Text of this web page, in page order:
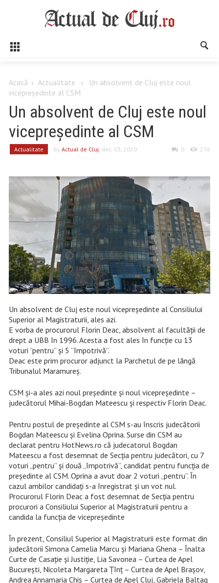
Acasă Actualitate
Un absolvent de Cluj este noul
vicepreședinte al CSM
Un absolvent de Cluj este noul
vicepreședinte al CSM
Actualitate by Actual de Cluj- dec. 03, 2020 0 276
Un absolvent de Cluj este noul vicepreședinte al Consiliului
Superior al Magistraturii, ales azi.
E vorba de procurorul Florin Deac, absolvent al facultății de
drept a UBB în 1996. Acesta a fost ales în funcție cu 13
voturi ”pentru” și 5 ”împotrivă”.
Deac este prim procuror adjunct la Parchetul de pe lângă
Tribunalul Maramureș.
CSM și-a ales azi noul președinte și noul vicepreședinte –
judecătorul Mihai-Bogdan Mateescu și respectiv Florin Deac.
Pentru postul de președinte al CSM s-au înscris judecătorii
Bogdan Mateescu și Evelina Oprina. Surse din CSM au
declarat pentru HotNews.ro că judecatorul Bogdan
Mateescu a fost desemnat de Secția pentru judecători, cu 7
voturi „pentru” și două „împotrivă”, candidat pentru funcția de
președinte al CSM. Oprina a avut doar 2 voturi „pentru”. În
cazul ambilor candidați s-a înregistrat și un vot nul.
Procurorul Florin Deac a fost desemnat de Secţia pentru
procurori a Consiliului Superior al Magistraturii pentru a
candida la funcţia de vicepreşedinte
În prezent, Consiliul Superior al Magistraturii este format din
judecătorii Simona Camelia Marcu şi Mariana Ghena – Înalta
Curte de Casaţie şi Justiţie, Lia Savonea – Curtea de Apel
Bucureşti, Nicoleta Margareta Ţînţ – Curtea de Apel Braşov,
Andrea Annamaria Chiş – Curtea de Apel Cluj, Gabriela Baltag